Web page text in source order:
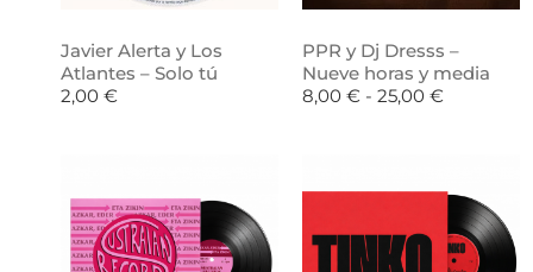
Javier Alerta y Los
Atlantes – Solo tú
2,00 €
PPR y Dj Dresss –
Nueve horas y media
8,00 € - 25,00 €